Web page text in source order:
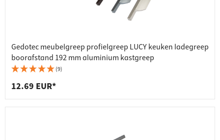
Gedotec meubelgreep profielgreep LUCY keuken ladegreep
boorafstand 192 mm aluminium kastgreep
(9)
12.69 EUR*